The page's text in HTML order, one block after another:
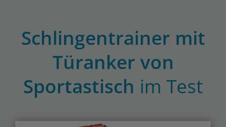
Schlingentrainer mit
Türanker von
Sportastisch im Test